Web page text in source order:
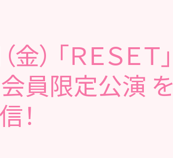
「ＲＥＳＥＴ」
員限定公演 を
！